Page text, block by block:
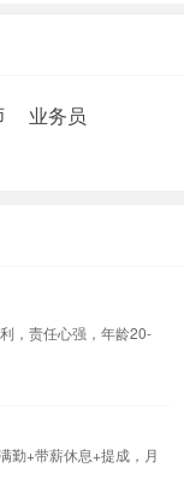
业务员
，责任心强，年龄20-
勤+带薪休息+提成，月